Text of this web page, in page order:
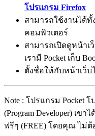
โปรแกรม Firefox
สามารถใช้งานได้ทั้
คอมพิวเตอร์
สามารถเปิดดูหน้าเ
เรามี Pocket เก็บ
ตั้งชื่อให้กับหน้าเว็บ
Note : โปรแกรม Pocket
(Program Developer) เ
ฟรีๆ (FREE) โดยคุณ ไม่